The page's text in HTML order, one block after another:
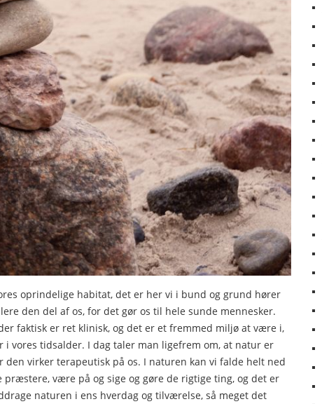
oprindelige habitat, det er her vi i bund og grund hører
den del af os, for det gør os til hele sunde mennesker.
faktisk er ret klinisk, og det er et fremmed miljø at være i,
i vores tidsalder. I dag taler man ligefrem om, at natur er
den virker terapeutisk på os. I naturen kan vi falde helt ned
være på og sige og gøre de rigtige ting, og det er
naturen i ens hverdag og tilværelse, så meget det